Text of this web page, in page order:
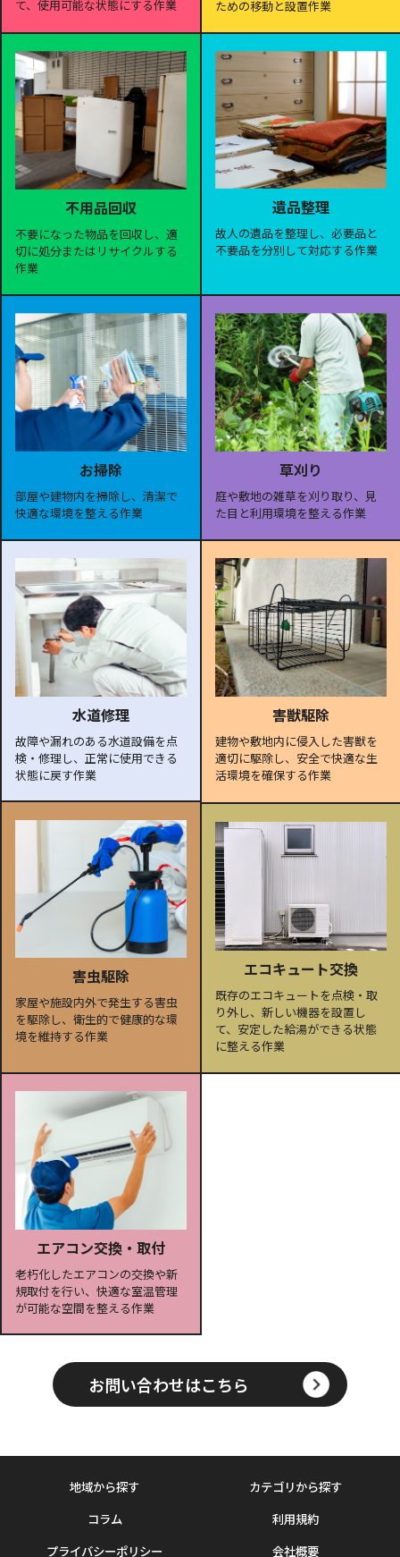
て、使用可能な状態にする作業
ための移動と設置作業
不用品回収
不要になった物品を回収し、適
切に処分またはリサイクルする
作業
遺品整理
故人の遺品を整理し、必要品と
不要品を分別して対応する作業
お掃除
部屋や建物内を掃除し、清潔で
快適な環境を整える作業
草刈り
庭や敷地の雑草を刈り取り、見
た目と利用環境を整える作業
水道修理
故障や漏れのある水道設備を点
検・修理し、正常に使用できる
状態に戻す作業
害獣駆除
建物や敷地内に侵入した害獣を
適切に駆除し、安全で快適な生
活環境を確保する作業
害虫駆除
家屋や施設内外で発生する害虫
を駆除し、衛生的で健康的な環
境を維持する作業
エコキュート交換
既存のエコキュートを点検・取
り外し、新しい機器を設置し
て、安定した給湯ができる状態
に整える作業
エアコン交換・取付
老朽化したエアコンの交換や新
規取付を行い、快適な室温管理
が可能な空間を整える作業
お問い合わせはこちら
地域から探す
カテゴリから探す
コラム
利用規約
プライバシーポリシー
会社概要